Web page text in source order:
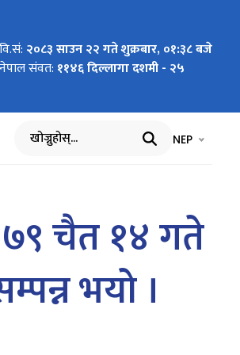
वि.सं: २०८३ साउन २२ गते शुक्रबार, ०१:३८ बजे
नेपाल संवत: ११४६ दिल्लागा दशमी - २५
खोज्नुहोस् भाषा चयन
NEP
चैत १४ गते
भयो ।